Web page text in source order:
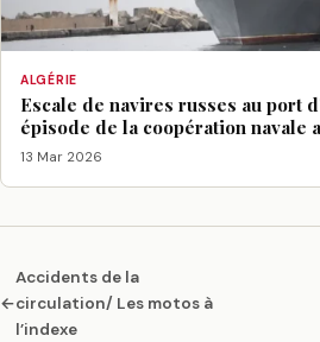
ALGÉRIE
Escale de navires russes au port
épisode de la coopération navale
13 Mar 2026
←
Accidents de la
circulation/ Les motos à
l’indexe